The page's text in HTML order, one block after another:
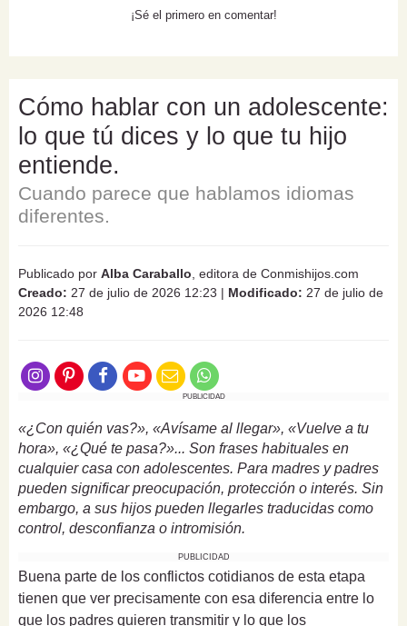
¡Sé el primero en comentar!
Cómo hablar con un adolescente:
lo que tú dices y lo que tu hijo
entiende.
Cuando parece que hablamos idiomas
diferentes.
Publicado por Alba Caraballo , editora de Conmishijos.com
Creado: 27 de julio de 2026 12:23 | Modificado: 27 de julio de
2026 12:48
PUBLICIDAD
«¿Con quién vas?», «Avísame al llegar», «Vuelve a tu
hora», «¿Qué te pasa?»... Son frases habituales en
cualquier casa con adolescentes. Para madres y padres
pueden significar preocupación, protección o interés. Sin
embargo, a sus hijos pueden llegarles traducidas como
control, desconfianza o intromisión.
PUBLICIDAD
Buena parte de los conflictos cotidianos de esta etapa
tienen que ver precisamente con esa diferencia entre lo
que los padres quieren transmitir y lo que los